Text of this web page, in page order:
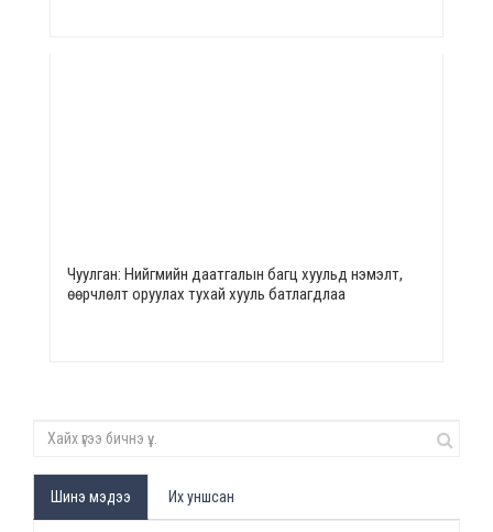
Чуулган: Нийгмийн даатгалын багц хуульд нэмэлт,
өөрчлөлт оруулах тухай хууль батлагдлаа
Шинэ мэдээ Их уншсан